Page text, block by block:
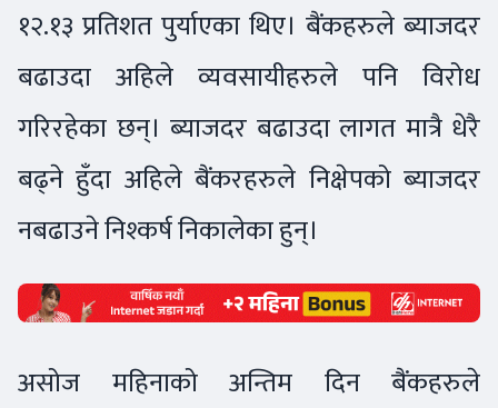
१२.१३ प्रतिशत पुर्याएका थिए। बैंकहरुले ब्याजदर
बढाउदा अहिले व्यवसायीहरुले पनि विरोध
गरिरहेका छन्। ब्याजदर बढाउदा लागत मात्रै धेरै
बढ्ने हुँदा अहिले बैंकरहरुले निक्षेपको ब्याजदर
नबढाउने निश्कर्ष निकालेका हुन्।
असोज महिनाको अन्तिम दिन बैंकहरुले